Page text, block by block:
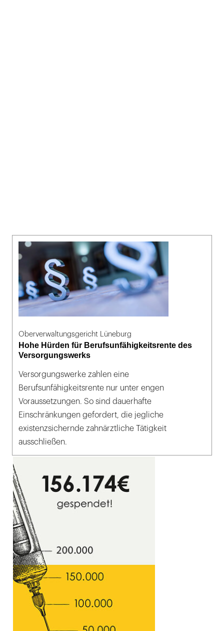
Oberverwaltungsgericht Lüneburg
Hohe Hürden für Berufsunfähigkeitsrente des
Versorgungswerks
Versorgungswerke zahlen eine
Berufsunfähigkeitsrente nur unter engen
Voraussetzungen. So sind dauerhafte
Einschränkungen gefordert, die jegliche
existenzsichernde zahnärztliche Tätigkeit
ausschließen.